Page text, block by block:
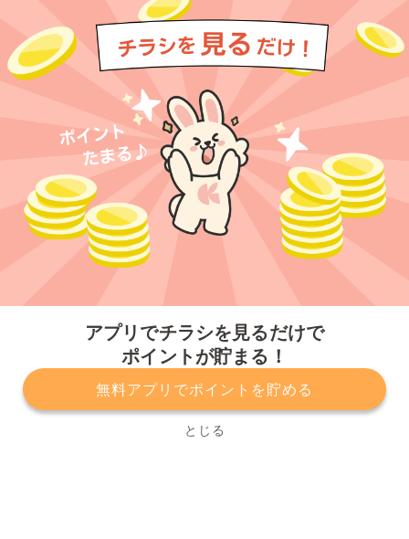
アプリでチラシを見るだけで
ポイントが貯まる！
無料アプリでポイントを貯める
とじる
プライバシーポリシー 利用規約
運営会社
サービスに関してのお問い合わせ